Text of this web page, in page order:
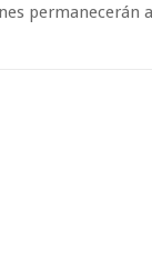
permanecerán